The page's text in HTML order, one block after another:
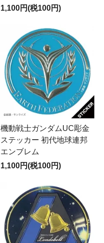
1,100円(税100円)
機動戦士ガンダムUC彫金
ステッカー 初代地球連邦
エンブレム
1,100円(税100円)